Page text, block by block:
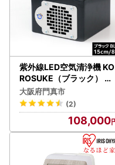
紫外線LED空気清浄機 KO
ROSUKE（ブラック） 卓
上 コンパクト 空気清浄機
除菌
大阪府門真市
(2)
108,000